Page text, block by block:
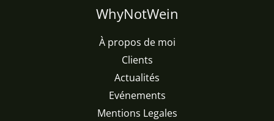
WhyNotWein
À propos de moi
Clients
Actualités
Evénements
Mentions Legales